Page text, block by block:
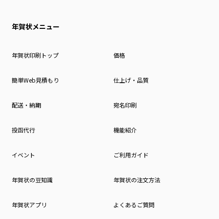
年賀状メニュー
年賀状印刷トップ 価格
簡単Web見積もり 仕上げ・品質
配送・納期 宛名印刷
投函代行 機能紹介
イベント ご利用ガイド
年賀状の豆知識 年賀状の注文方法
年賀状アプリ よくあるご質問